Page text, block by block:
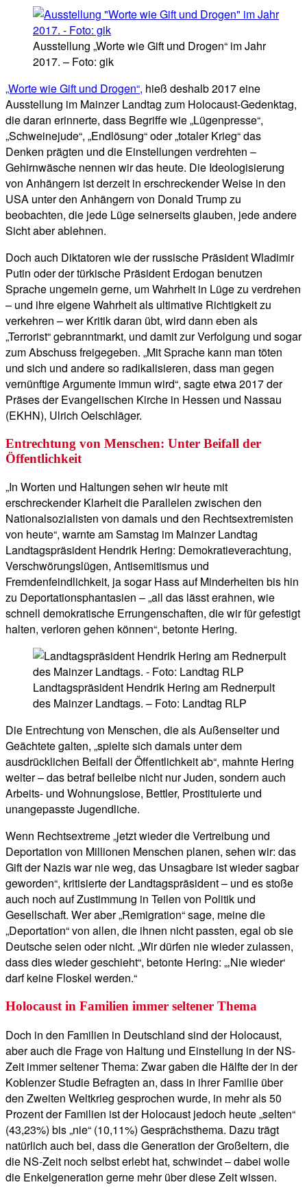
Ausstellung „Worte wie Gift und Drogen“ im Jahr
2017. – Foto: gik
„Worte wie Gift und Drogen“, hieß deshalb 2017 eine
Ausstellung im Mainzer Landtag zum Holocaust-Gedenktag,
die daran erinnerte, dass Begriffe wie „Lügenpresse“,
„Schweinejude“, „Endlösung“ oder „totaler Krieg“ das
Denken prägten und die Einstellungen verdrehten –
Gehirnwäsche nennen wir das heute. Die Ideologisierung
von Anhängern ist derzeit in erschreckender Weise in den
USA unter den Anhängern von Donald Trump zu
beobachten, die jede Lüge seinerseits glauben, jede andere
Sicht aber ablehnen.
Doch auch Diktatoren wie der russische Präsident Wladimir
Putin oder der türkische Präsident Erdogan benutzen
Sprache ungemein gerne, um Wahrheit in Lüge zu verdrehen
– und ihre eigene Wahrheit als ultimative Richtigkeit zu
verkehren – wer Kritik daran übt, wird dann eben als
„Terrorist“ gebranntmarkt, und damit zur Verfolgung und sogar
zum Abschuss freigegeben. „Mit Sprache kann man töten
und sich und andere so radikalisieren, dass man gegen
vernünftige Argumente immun wird“, sagte etwa 2017 der
Präses der Evangelischen Kirche in Hessen und Nassau
(EKHN), Ulrich Oelschläger.
Entrechtung von Menschen: Unter Beifall der
Öffentlichkeit
„In Worten und Haltungen sehen wir heute mit
erschreckender Klarheit die Parallelen zwischen den
Nationalsozialisten von damals und den Rechtsextremisten
von heute“, warnte am Samstag im Mainzer Landtag
Landtagspräsident Hendrik Hering: Demokratieverachtung,
Verschwörungslügen, Antisemitismus und
Fremdenfeindlichkeit, ja sogar Hass auf Minderheiten bis hin
zu Deportationsphantasien – „all das lässt erahnen, wie
schnell demokratische Errungenschaften, die wir für gefestigt
halten, verloren gehen können“, betonte Hering.
Landtagspräsident Hendrik Hering am Rednerpult
des Mainzer Landtags. – Foto: Landtag RLP
Die Entrechtung von Menschen, die als Außenseiter und
Geächtete galten, „spielte sich damals unter dem
ausdrücklichen Beifall der Öffentlichkeit ab“, mahnte Hering
weiter – das betraf beileibe nicht nur Juden, sondern auch
Arbeits- und Wohnungslose, Bettler, Prostituierte und
unangepasste Jugendliche.
Wenn Rechtsextreme „jetzt wieder die Vertreibung und
Deportation von Millionen Menschen planen, sehen wir: das
Gift der Nazis war nie weg, das Unsagbare ist wieder sagbar
geworden“, kritisierte der Landtagspräsident – und es stoße
auch noch auf Zustimmung in Teilen von Politik und
Gesellschaft. Wer aber „Remigration“ sage, meine die
„Deportation“ von allen, die ihnen nicht passten, egal ob sie
Deutsche seien oder nicht. „Wir dürfen nie wieder zulassen,
dass dies wieder geschieht“, betonte Hering: „‚Nie wieder‘
darf keine Floskel werden.“
Holocaust in Familien immer seltener Thema
Doch in den Familien in Deutschland sind der Holocaust,
aber auch die Frage von Haltung und Einstellung in der NS-
Zeit immer seltener Thema: Zwar gaben die Hälfte der in der
Koblenzer Studie Befragten an, dass in ihrer Familie über
den Zweiten Weltkrieg gesprochen wurde, in mehr als 50
Prozent der Familien ist der Holocaust jedoch heute „selten“
(43,23%) bis „nie“ (10,11%) Gesprächsthema. Dazu trägt
natürlich auch bei, dass die Generation der Großeltern, die
die NS-Zeit noch selbst erlebt hat, schwindet – dabei wolle
die Enkelgeneration gerne mehr über diese Zeit wissen.